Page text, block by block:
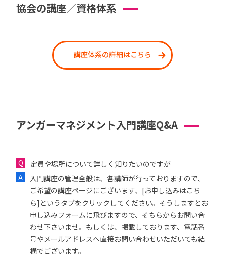
協会の講座／資格体系
講座体系の詳細はこちら
アンガーマネジメント入門講座Q&A
定員や場所について詳しく知りたいのですが
入門講座の管理全般は、各講師が行っておりますので、
ご希望の講座ページにございます、[お申し込みはこち
ら]というタブをクリックしてください。そうしますとお
申し込みフォームに飛びますので、そちらからお問い合
わせ下さいませ。もしくは、掲載しております、電話番
号やメールアドレスへ直接お問い合わせいただいても結
構でございます。